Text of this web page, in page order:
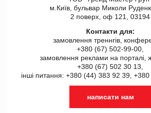
м.Київ, бульвар Миколи
2 поверх, оф 121, 03194
Контакти для:
замовлення треннгів,
+380 (67) 502-99-00,
замовлення реклами на порталі,
+380 (67) 502 30 13,
інші питання: +380 (44) 383 92 39,
написати нам